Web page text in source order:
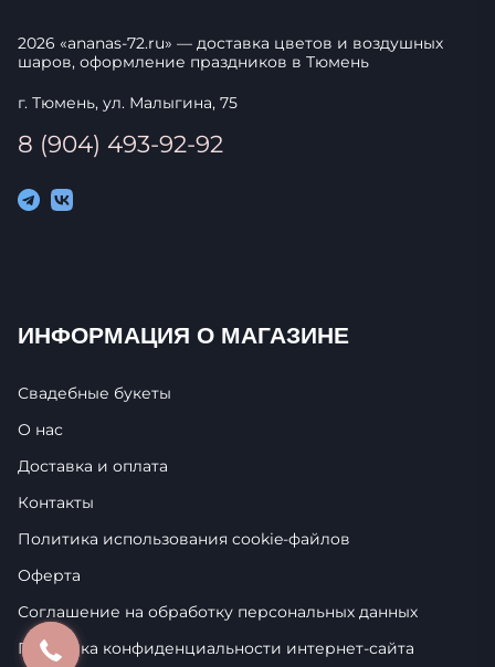
2026 «ananas-72.ru» — доставка цветов и воздушных
шаров, оформление праздников в Тюмень
г. Тюмень, ул. Малыгина, 75
8 (904) 493-92-92
ИНФОРМАЦИЯ О МАГАЗИНЕ
Свадебные букеты
О нас
Доставка и оплата
Контакты
Политика использования cookie-фaйлoв
Оферта
Соглашение на обработку персональных данных
Политика конфиденциальности интернет-сайта